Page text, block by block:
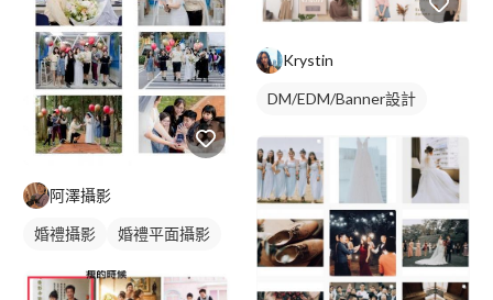
阿澤攝影
婚禮攝影 婚禮平面攝影
Krystin
DM/EDM/Banner設計